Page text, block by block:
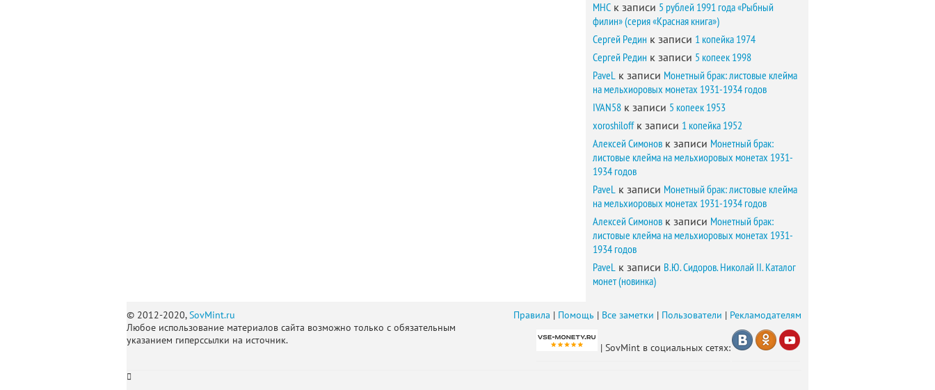
MHC к записи 5 рублей 1991 года «Рыбный
филин» (серия «Красная книга»)
Сергей Редин к записи 1 копейка 1974
Сергей Редин к записи 5 копеек 1998
PaveL к записи Монетный брак: листовые клейма
на мельхиоровых монетах 1931-1934 годов
IVAN58 к записи 5 копеек 1953
xoroshiloffк записи 1 копейка 1952
Алексей Симонов к записи Монетный брак:
листовые клейма на мельхиоровых монетах 1931-
1934 годов
PaveL к записи Монетный брак: листовые клейма
на мельхиоровых монетах 1931-1934 годов
Алексей Симонов к записи Монетный брак:
листовые клейма на мельхиоровых монетах 1931-
1934 годов
PaveL к записи В.Ю. Сидоров. Николай II. Каталог
монет (новинка)
© 2012-2020,SovMint.ru
Любое использование материалов сайта возможно только с обязательным
указанием гиперссылки на источник.
Правила | Помощь | Все заметки | Пользователи | Рекламодателям
| SovMint в социальных сетях: